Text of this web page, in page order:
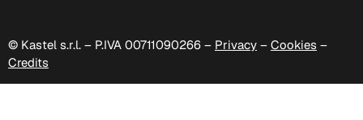
© Kastel s.r.l. – P.IVA 00711090266 – Privacy – Cookies –
Credits